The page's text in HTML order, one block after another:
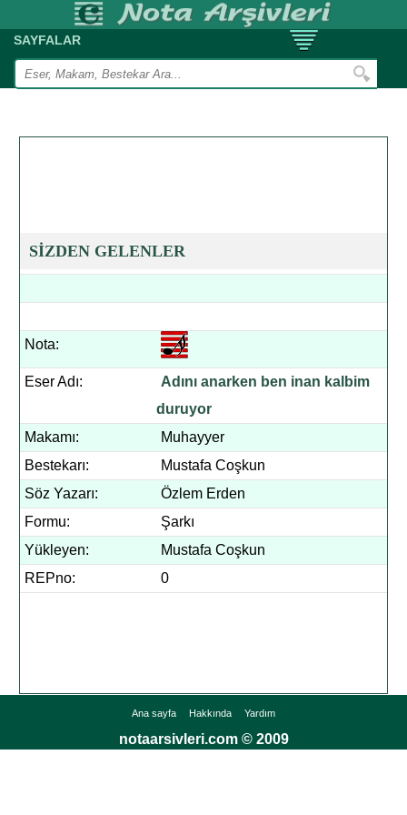
SAYFALAR
SİZDEN GELENLER
Nota:
Eser Adı:
Adını anarken ben inan kalbim
duruyor
Makamı:
Muhayyer
Bestekarı:
Mustafa Coşkun
Söz Yazarı:
Özlem Erden
Formu:
Şarkı
Yükleyen:
Mustafa Coşkun
REPno:
0
Ana sayfa Hakkında Yardım
notaarsivleri.com © 2009